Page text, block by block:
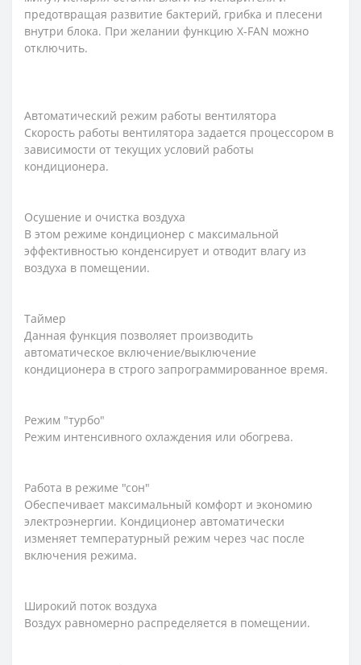
предотвращая развитие бактерий, грибка и плесени
внутри блока. При желании функцию X-FAN можно
отключить.
Автоматический режим работы вентилятора
Скорость работы вентилятора задается процессором в
зависимости от текущих условий работы
кондиционера.
Осушение и очистка воздуха
В этом режиме кондиционер с максимальной
эффективностью конденсирует и отводит влагу из
воздуха в помещении.
Таймер
Данная функция позволяет производить
автоматическое включение/выключение
кондиционера в строго запрограммированное время.
Режим "турбо"
Режим интенсивного охлаждения или обогрева.
Работа в режиме "сон"
Обеспечивает максимальный комфорт и экономию
электроэнергии. Кондиционер автоматически
изменяет температурный режим через час после
включения режима.
Широкий поток воздуха
Воздух равномерно распределяется в помещении.